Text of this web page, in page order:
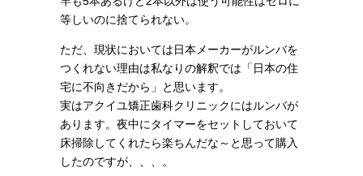
等しいのに捨てられない。
ただ、現状においては日本メーカーがルンバを
つくれない理由は私なりの解釈では「日本の住
宅に不向きだから」と思います。
実はアクイユ矯正歯科クリニックにはルンバが
あります。夜中にタイマーをセットしておいて
床掃除してくれたら楽ちんだな～と思って購入
したのですが、、、。